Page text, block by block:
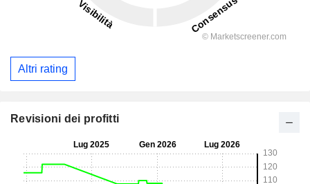
Altri rating
Revisioni dei profitti